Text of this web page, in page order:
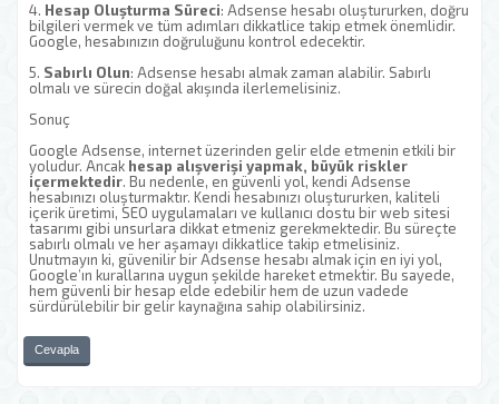
4. Hesap Oluşturma Süreci: Adsense hesabı oluştururken, doğru
bilgileri vermek ve tüm adımları dikkatlice takip etmek önemlidir.
Google, hesabınızın doğruluğunu kontrol edecektir.
5. Sabırlı Olun: Adsense hesabı almak zaman alabilir. Sabırlı
olmalı ve sürecin doğal akışında ilerlemelisiniz.
Sonuç
Google Adsense, internet üzerinden gelir elde etmenin etkili bir
yoludur. Ancak hesap alışverişi yapmak, büyük riskler
içermektedir. Bu nedenle, en güvenli yol, kendi Adsense
hesabınızı oluşturmaktır. Kendi hesabınızı oluştururken, kaliteli
içerik üretimi, SEO uygulamaları ve kullanıcı dostu bir web sitesi
tasarımı gibi unsurlara dikkat etmeniz gerekmektedir. Bu süreçte
sabırlı olmalı ve her aşamayı dikkatlice takip etmelisiniz.
Unutmayın ki, güvenilir bir Adsense hesabı almak için en iyi yol,
Google’ın kurallarına uygun şekilde hareket etmektir. Bu sayede,
hem güvenli bir hesap elde edebilir hem de uzun vadede
sürdürülebilir bir gelir kaynağına sahip olabilirsiniz.
Cevapla